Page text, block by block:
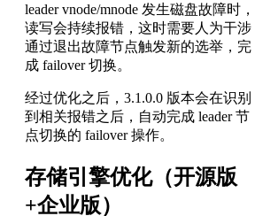
leader vnode/mnode 发生磁盘故障时，
读写会持续报错，这时需要人为干涉
通过退出故障节点触发新的选举，完
成 failover 切换。
经过优化之后，3.1.0.0 版本会在识别
到相关报错之后，自动完成 leader 节
点切换的 failover 操作。
存储引擎优化（开源版
+企业版）